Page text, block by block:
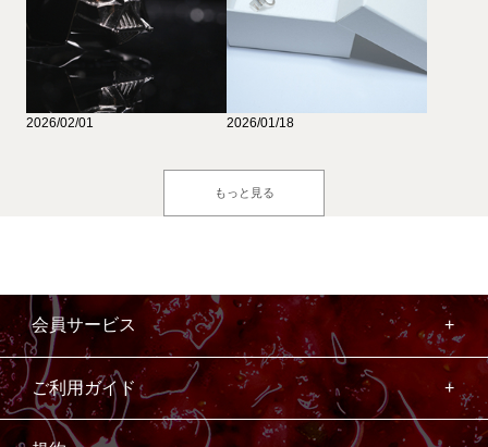
2026/02/01 2026/01/18
もっと見る
会員サービス
ご利用ガイド